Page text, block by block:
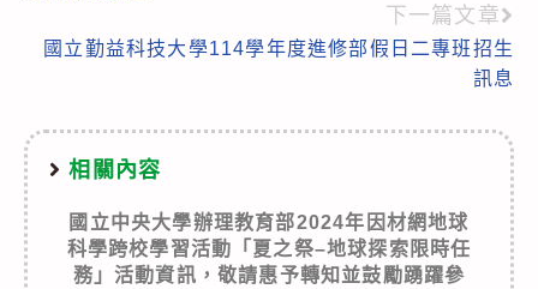
下一篇文章
國立勤益科技大學114學年度進修部假日二專班招生
訊息
相關內容
國立中央大學辦理教育部2024年因材網地球
科學跨校學習活動「夏之祭–地球探索限時任
務」活動資訊，敬請惠予轉知並鼓勵踴躍參